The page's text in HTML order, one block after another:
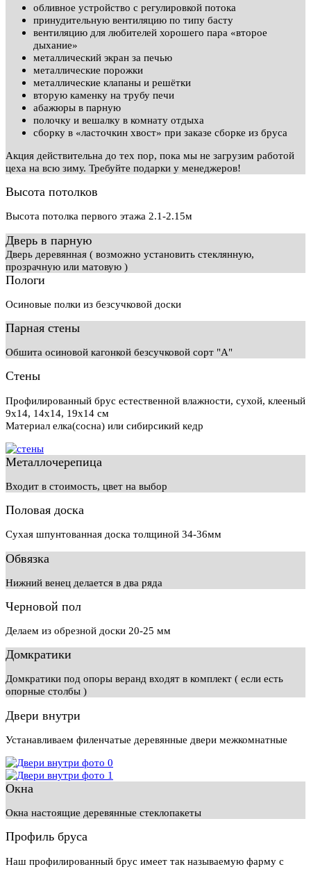
обливное устройство с регулировкой потока
принудительную вентиляцию по типу басту
вентиляцию для любителей хорошего пара «второе
дыхание»
металлический экран за печью
металлические порожки
металлические клапаны и решётки
вторую каменку на трубу печи
абажюры в парную
полочку и вешалку в комнату отдыха
сборку в «ласточкин хвост» при заказе сборке из бруса
Акция действительна до тех пор, пока мы не загрузим работой
цеха на всю зиму. Требуйте подарки у менеджеров!
Высота потолков
Высота потолка первого этажа 2.1-2.15м
Дверь в парную
Дверь деревянная ( возможно установить стеклянную,
прозрачную или матовую )
Пологи
Осиновые полки из безсучковой доски
Парная стены
Обшита осиновой кагонкой безсучковой сорт "А"
Стены
Профилированный брус естественной влажности, сухой, клееный
9х14, 14х14, 19х14 см
Материал елка(сосна) или сибирсикий кедр
Металлочерепица
Входит в стоимость, цвет на выбор
Половая доска
Сухая шпунтованная доска толщиной 34-36мм
Обвязка
Нижний венец делается в два ряда
Черновой пол
Делаем из обрезной доски 20-25 мм
Домкратики
Домкратики под опоры веранд входят в комплект ( если есть
опорные столбы )
Двери внутри
Устанавливаем филенчатые деревянные двери межкомнатные
Окна
Окна настоящие деревянные стеклопакеты
Профиль бруса
Наш профилированный брус имеет так называемую фарму с